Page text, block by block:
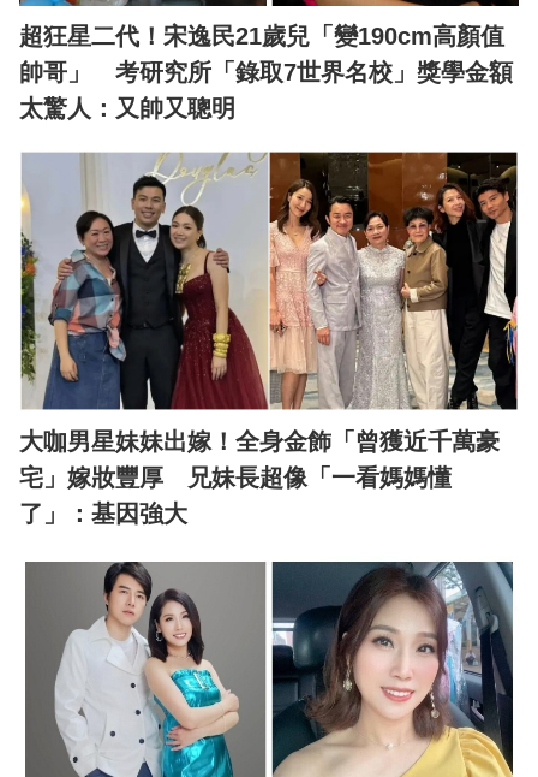
超狂星二代！宋逸民21歲兒「變190cm高顏值
帥哥」 考研究所「錄取7世界名校」獎學金額
太驚人：又帥又聰明
大咖男星妹妹出嫁！全身金飾「曾獲近千萬豪
宅」嫁妝豐厚 兄妹長超像「一看媽媽懂
了」：基因強大